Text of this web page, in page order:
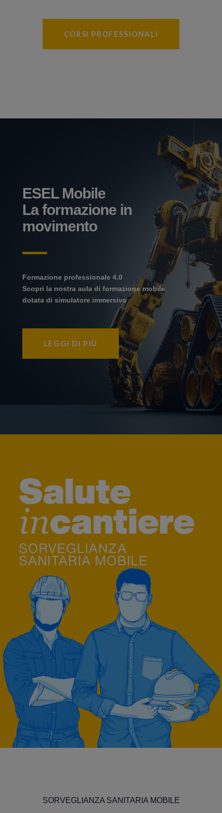
CORSI PROFESSIONALI
ESEL Mobile
La formazione in
movimento
Formazione professionale 4.0
Scopri la nostra aula di formazione mobile
dotata di simulatore immersivo
LEGGI DI PIÙ
SORVEGLIANZA SANITARIA MOBILE